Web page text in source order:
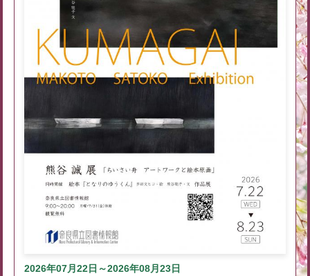
2026年07月22日～2026年08月23日